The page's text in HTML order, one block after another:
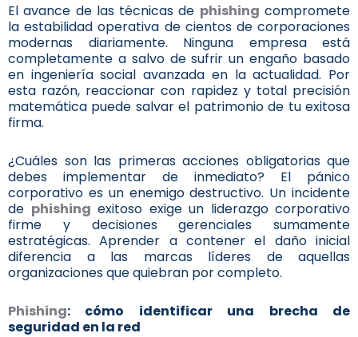
El avance de las técnicas de phishing compromete
la estabilidad operativa de cientos de corporaciones
modernas diariamente. Ninguna empresa está
completamente a salvo de sufrir un engaño basado
en ingeniería social avanzada en la actualidad. Por
esta razón, reaccionar con rapidez y total precisión
matemática puede salvar el patrimonio de tu exitosa
firma.
¿Cuáles son las primeras acciones obligatorias que
debes implementar de inmediato? El pánico
corporativo es un enemigo destructivo. Un incidente
de phishing exitoso exige un liderazgo corporativo
firme y decisiones gerenciales sumamente
estratégicas. Aprender a contener el daño inicial
diferencia a las marcas líderes de aquellas
organizaciones que quiebran por completo.
Phishing: cómo identificar una brecha de
seguridad en la red